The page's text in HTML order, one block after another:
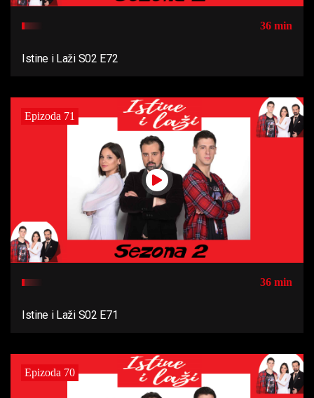
36 min
Istine i Laži S02 E72
Epizoda 71
36 min
Istine i Laži S02 E71
Epizoda 70